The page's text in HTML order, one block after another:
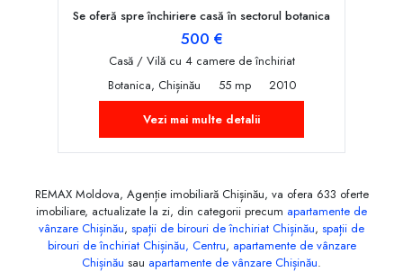
Se oferă spre închiriere casă în sectorul botanica
500 €
Casă / Vilă cu 4 camere de închiriat
Botanica, Chișinău
55 mp
2010
Vezi mai multe detalii
REMAX Moldova, Agenție imobiliară Chișinău, va ofera 633 oferte
imobiliare, actualizate la zi, din categorii precum apartamente de
vânzare Chișinău, spații de birouri de închiriat Chișinău, spații de
birouri de închiriat Chișinău, Centru, apartamente de vânzare
Chișinău sau apartamente de vânzare Chișinău.